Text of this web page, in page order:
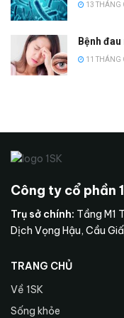
13 THÁNG
Bệnh
11 THÁNG
Công ty cổ phần
Trụ sở chính: Tầng M1
Dịch Vọng Hậu, Cầu
TRANG CHỦ
Về 1SK
Sống khỏe